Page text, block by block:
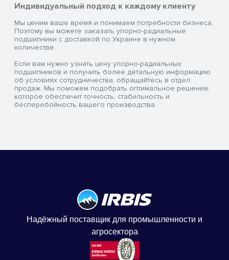
Индивидуальный подход к каждому клиенту
Мы ценим ваше время и понимаем потребности бизнеса.
Поэтому вы можете заказать упорно-радиальные
подшипники с доставкой по Украине в нужном
количестве.
Если вам нужно узнать цену упорно-радиальных
подшипников и получить более детальную информацию
об условиях сотрудничества, обращайтесь в отдел
продаж. Мы поможем подобрать оптимальное решение,
которое обеспечит точность, стабильность и
бесперебойность вашего производства.
Надёжный поставщик для промышленности и
агросектора